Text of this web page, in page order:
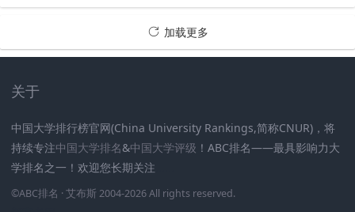
加载更多
关于
中国大学排行榜官网(China University Rankings,简称CNUR)，将
持续专注中国大学排名&中国大学评级 ！ABC排名——最具影响力大
学排名之一！欢迎您长期关注
©ABC排名 · 艾布斯 2004-2026 All rights reserved.